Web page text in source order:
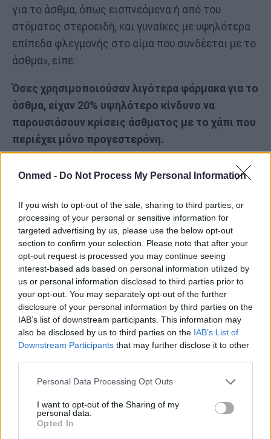
Onmed - Do Not Process My Personal Information
If you wish to opt-out of the sale, sharing to third parties, or
processing of your personal or sensitive information for
targeted advertising by us, please use the below opt-out
section to confirm your selection. Please note that after your
opt-out request is processed you may continue seeing
interest-based ads based on personal information utilized by
us or personal information disclosed to third parties prior to
your opt-out. You may separately opt-out of the further
disclosure of your personal information by third parties on the
IAB’s list of downstream participants. This information may
also be disclosed by us to third parties on the IAB’s List of
Downstream Participants that may further disclose it to other
Personal Data Processing Opt Outs
I want to opt-out of the Sharing of my
personal data.
Opted In
για το άσθμα, όπως εισπνεόμενα ή από του
στόματος στεροειδή, και γυναίκες με υψηλότερα
επίπεδα φλεγμονής στο αίμα που συνδέεται με το
άσθμα», είπε.
Όσες χρησιμοποιούσαν λιγότερα φάρμακα για το
άσθμα, είχαν 20% υψηλότερο κίνδυνο να
παρουσιάσουν κρίσεις άσθματος με το χάπι που
περιέχει μόνο προγεστερόνη.
υψηλότερο κίνδυνο μεταξύ των γυναικών με
ηωσινοφιλικό άσθμα, στο οποίο οι πάσχοντες
έχουν υψηλά επίπεδα αιμοσφαιρίων που
ονομάζονται ηωσινόφιλα και προκαλούν
φλεγμονή.
Το άσθμα είναι συχνό στις γυναίκες
αναπαραγωγικής ηλικίας, πολλές από τις οποίες
λαμβάνουν το χάπι», είπε η Bloom. «Αυτή η μελέτη
βοηθά τις γυναίκες και τους επαγγελματίες
υγείας να λαμβάνουν πιο επικαιροποιημένες
αποφάσεις σχετικά με το ποιο αντισυλληπτικό
χάπι μπορεί να είναι το καλύτερο γι' αυτές. Τα
παζλ του γιατί οι γυναίκες μπορεί να είναι πιο
επιρρεπείς σε σοβαρό άσθμα από τους άνδρες».